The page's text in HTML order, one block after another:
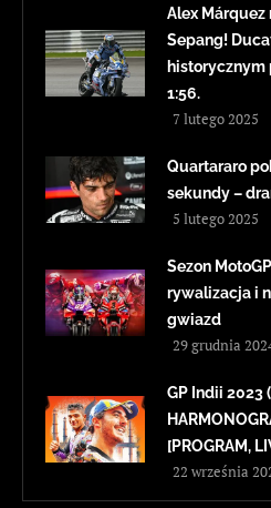
Alex
Sepang!
historycznym
1:56.
7 lutego 2025
Quartararo
sekundy –
5 lutego 2025
Sezon
rywalizacja i
gwiazd
29 grudnia
GP Indii 2023
[PROGRAM,
22 września